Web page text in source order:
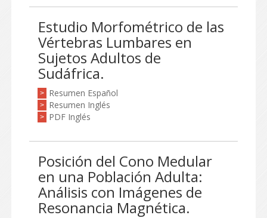
Estudio Morfométrico de las
Vértebras Lumbares en
Sujetos Adultos de
Sudáfrica.
> Resumen Español
> Resumen Inglés
> PDF Inglés
Posición del Cono Medular
en una Población Adulta:
Análisis con Imágenes de
Resonancia Magnética.